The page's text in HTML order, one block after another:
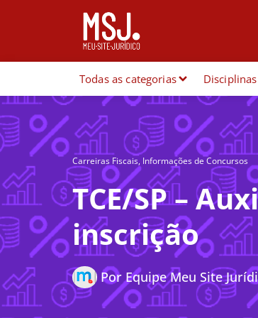
Todas as categorias Disciplinas
Carreiras Fiscais, Informações de Concursos
TCE/SP –
inscrição
PorEquipe Meu Site